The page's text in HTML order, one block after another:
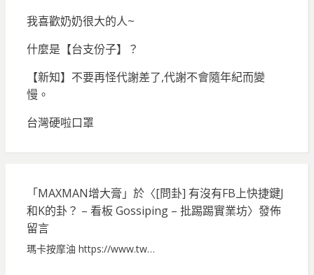
我喜歡奶奶很大的人~
什麼是【台支份子】？
【新知】不要再怪代謝差了,代謝不會隨年紀而變
慢。
台灣硬啦口罩
「MAXMAN增大膏 」於〈[問卦] 有沒有FB上快捷鍵J
和K的卦？ – 看板 Gossiping – 批踢踢實業坊〉發佈
留言
瑪卡按摩油 https://www.tw…